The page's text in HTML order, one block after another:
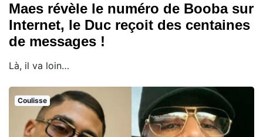
Maes révèle le numéro de Booba sur
Internet, le Duc reçoit des centaines
de messages !
Là, il va loin…
Coulisse